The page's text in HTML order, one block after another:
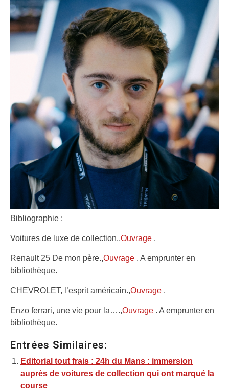
Bibliographie :
Voitures de luxe de collection.,Ouvrage .
Renault 25 De mon père.,Ouvrage . A emprunter en
bibliothèque.
CHEVROLET, l’esprit américain.,Ouvrage .
Enzo ferrari, une vie pour la….,Ouvrage . A emprunter en
bibliothèque.
Entrées Similaires:
Editorial tout frais : 24h du Mans : immersion
auprès de voitures de collection qui ont marqué la
course